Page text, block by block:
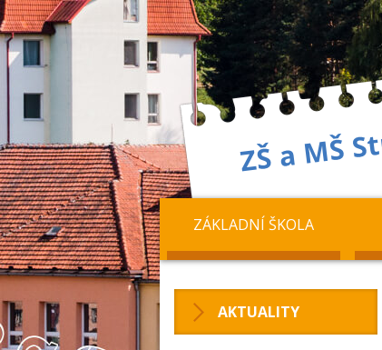
ZÁKLADNÍ ŠKOLA
AKTUALITY